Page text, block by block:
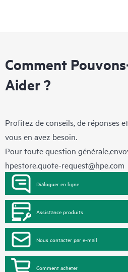
Comment
Aider ?
Profitez de conseils, de réponses
vous en avez besoin.
Pour toute question
hpestore.quote-request@hpe.com
Dialoguer en ligne
Assistance produits
Nous contacter par e-mail
Comment acheter